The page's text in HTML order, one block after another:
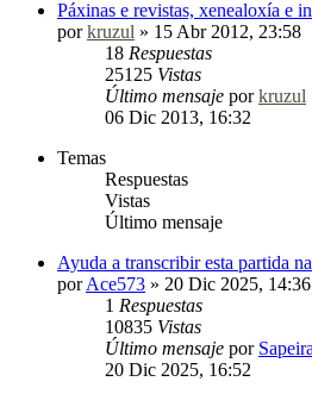
Páxinas e revistas, xenealoxía e
porkruzul » 15 Abr 2012, 23:58
18 Respuestas
25125 Vistas
Último mensaje porkruzul
06 Dic 2013, 16:32
Temas
Respuestas
Vistas
Último mensaje
Ayuda a transcribir esta partida
porAce573 » 20 Dic 2025, 14:36
1 Respuestas
10835 Vistas
Último mensaje por Sapeira
20 Dic 2025, 16:52